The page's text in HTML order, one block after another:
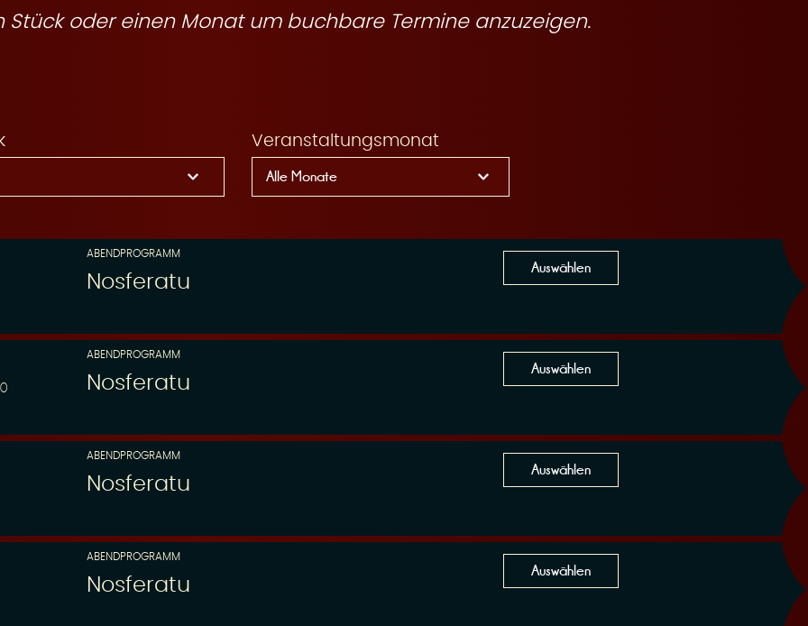
Stück oder einen Monat um buchbare Termine anzuzeigen.
Veranstaltungsmonat
ABENDPROGRAMM
Nosferatu
Auswählen
ABENDPROGRAMM
Nosferatu
Auswählen
ABENDPROGRAMM
Nosferatu
Auswählen
ABENDPROGRAMM
Nosferatu
Auswählen